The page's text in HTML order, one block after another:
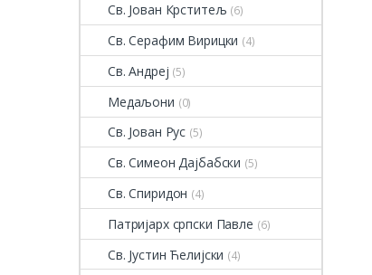
Св. Јован Крститељ (6)
Св. Серафим Вирицки (4)
Св. Андреј (5)
Медаљони (0)
Св. Јован Рус (5)
Св. Симеон Дајбабски (5)
Св. Спиридон (4)
Патријарх српски Павле (6)
Св. Јустин Ћелијски (4)